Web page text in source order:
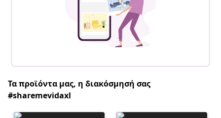
Τα προϊόντα μας, η διακόσμησή σας
#sharemevidaxl